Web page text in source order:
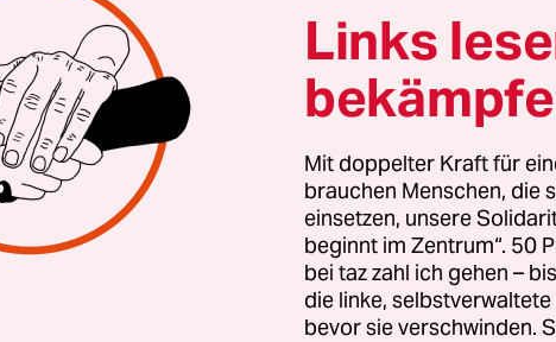
Aufstieg, der doch nicht klappt. Und das ganze
andere gestanden, heimlich eine Dauerkarte zu
war seit 2013 versunken in der Regionalliga West.
Seit einem halben Jahr ist alles anders: Man fragt,
warst du denn am Samstag? Selbst Achim
Inteamchef des Bunte-Liga-KlubsPartisan
fußballerischen Konkurrenzwelt, ruft zum
Links
Mit doppelter Kraft für
brauchen Menschen, die
einsetzen, unsere
beginnt im Zentrum“. 50
bei taz zahl ich gehen –
die linke,
bevor sie verschwinden.